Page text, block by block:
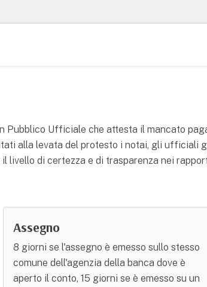
Ufficiale che attesta il mancato
alla levata del protesto i notai, gli ufficiali
livello di certezza e di trasparenza nei
Assegno
8 giorni se l'assegno è emesso sullo stesso
comune dell'agenzia della banca dove è
aperto il conto, 15 giorni se è emesso su un